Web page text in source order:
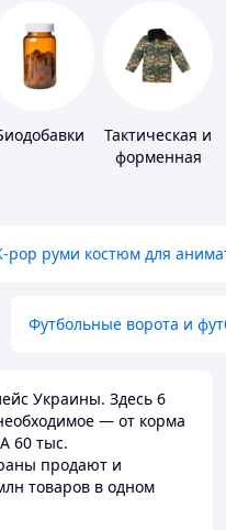
Тактическая и
форменная
pop руми костюм для
Футбольные ворота и
Украины. Здесь 6
— от корма
60 тыс.
продают и
товаров в одном